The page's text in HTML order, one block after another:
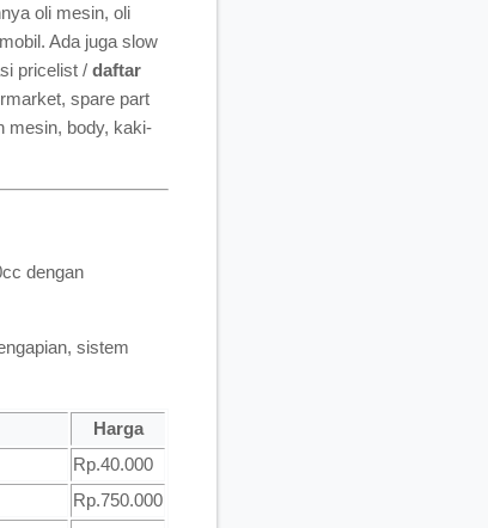
oli mesin, oli
Ada juga slow
pricelist / daftar
spare part
mesin, body, kaki-
dengan
sistem
Harga
Rp.40.000
Rp.750.000